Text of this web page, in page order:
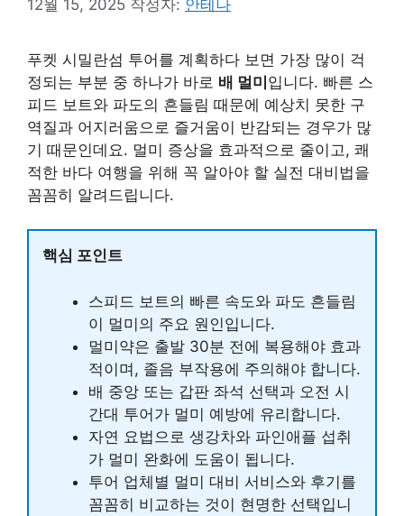
12월 15, 2025 작성자: 안테나
푸켓 시밀란섬 투어를 계획하다 보면 가장 많이 걱
정되는 부분 중 하나가 바로 배 멀미입니다. 빠른 스
피드 보트와 파도의 흔들림 때문에 예상치 못한 구
역질과 어지러움으로 즐거움이 반감되는 경우가 많
기 때문인데요. 멀미 증상을 효과적으로 줄이고, 쾌
적한 바다 여행을 위해 꼭 알아야 할 실전 대비법을
꼼꼼히 알려드립니다.
핵심 포인트
스피드 보트의 빠른 속도와 파도 흔들림
이 멀미의 주요 원인입니다.
멀미약은 출발 30분 전에 복용해야 효과
적이며, 졸음 부작용에 주의해야 합니다.
배 중앙 또는 갑판 좌석 선택과 오전 시
간대 투어가 멀미 예방에 유리합니다.
자연 요법으로 생강차와 파인애플 섭취
가 멀미 완화에 도움이 됩니다.
투어 업체별 멀미 대비 서비스와 후기를
꼼꼼히 비교하는 것이 현명한 선택입니